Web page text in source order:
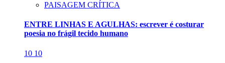
PAISAGEM CRÍTICA
ENTRE LINHAS E AGULHAS: escrever é costurar
poesia no frágil tecido humano
10 10